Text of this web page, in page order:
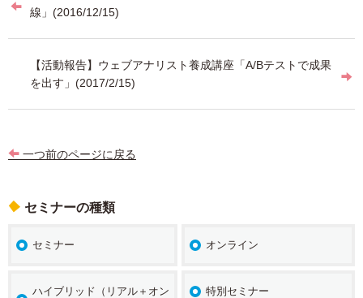
稿
ナ
ー
線」(2016/12/15)
【活動報告】ウェブアナリスト養成講座「A/Bテストで成果
を出す」(2017/2/15)
一つ前のページに戻る
セミナーの種類
セミナー オンライン
ハイブリッド（リアル＋オン
特別セミナー